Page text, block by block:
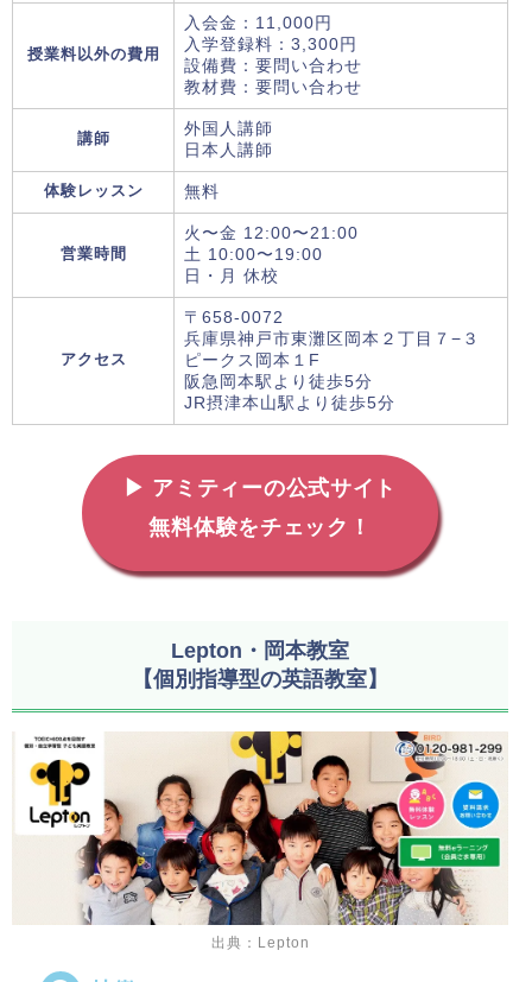
授業料以外の費用
入会金：11,000円
入学登録料：3,300円
設備費：要問い合わせ
教材費：要問い合わせ
講師
外国人講師
日本人講師
体験レッスン 無料
営業時間
火〜金 12:00〜21:00
土 10:00〜19:00
日・月 休校
アクセス
〒658-0072
兵庫県神戸市東灘区岡本２丁目７−３
ピークス岡本１F
阪急岡本駅より徒歩5分
JR摂津本山駅より徒歩5分
▶ アミティーの公式サイト
無料体験をチェック！
Lepton・岡本教室
【個別指導型の英語教室】
出典：Lepton